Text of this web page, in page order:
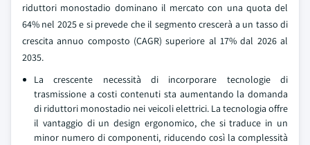
riduttori monostadio dominano il mercato con una quota del
64% nel 2025 e si prevede che il segmento crescerà a un tasso di
crescita annuo composto (CAGR) superiore al 17% dal 2026 al
2035.
La crescente necessità di incorporare tecnologie di
trasmissione a costi contenuti sta aumentando la domanda
di riduttori monostadio nei veicoli elettrici. La tecnologia offre
il vantaggio di un design ergonomico, che si traduce in un
minor numero di componenti, riducendo così la complessità